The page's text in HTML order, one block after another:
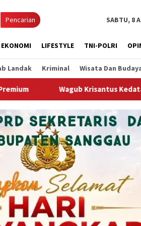
Pencarian SABTU, 8
EKONOMI LIFESTYLE TNI-POLRI
Landak Kriminal Wisata Dan
Kepala Staf Kepresidenan,